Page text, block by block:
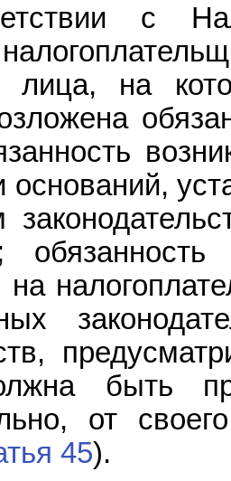
с
лица, на
оснований,
обязанность
на
быть
от
45).